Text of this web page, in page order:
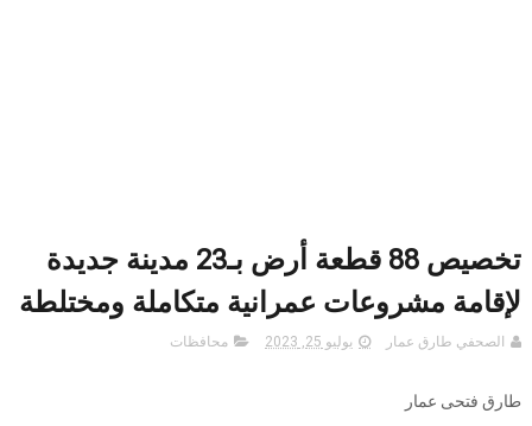
تخصيص 88 قطعة أرض بـ23 مدينة جديدة
لإقامة مشروعات عمرانية متكاملة ومختلطة
الصحفي طارق عمار يوليو 25, 2023 محافظات
طارق فتحى عمار